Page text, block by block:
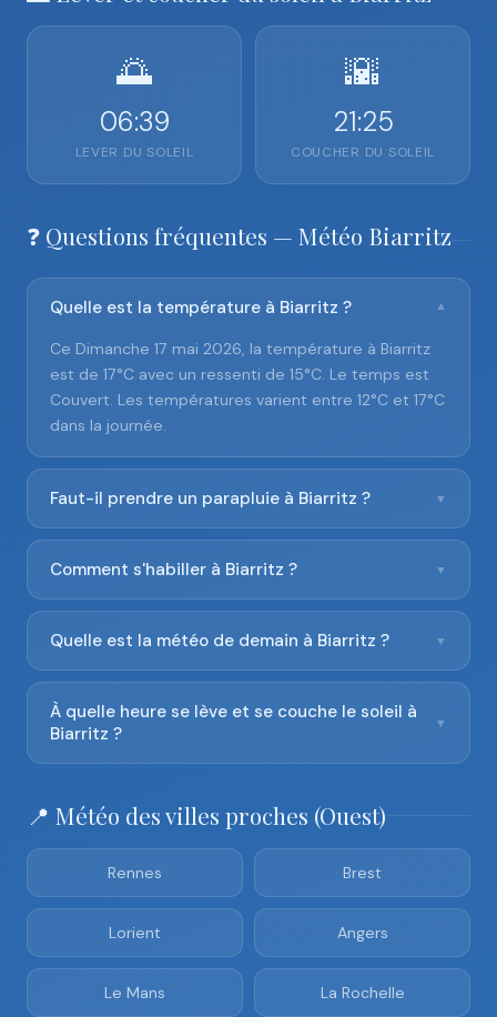
🌅
06:39
LEVER DU SOLEIL
🌇
21:25
COUCHER DU SOLEIL
❓ Questions fréquentes — Météo Biarritz
Quelle est la température à Biarritz ? ▼
Ce Dimanche 17 mai 2026, la température à Biarritz
est de 17°C avec un ressenti de 15°C. Le temps est
Couvert. Les températures varient entre 12°C et 17°C
dans la journée.
Faut-il prendre un parapluie à Biarritz ? ▼
Comment s'habiller à Biarritz ? ▼
Quelle est la météo de demain à Biarritz ? ▼
À quelle heure se lève et se couche le soleil à
Biarritz ?
▼
📍 Météo des villes proches (Ouest)
Rennes Brest
Lorient Angers
Le Mans La Rochelle